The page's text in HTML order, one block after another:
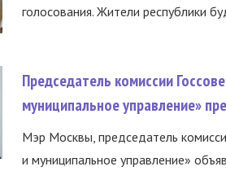
голосования. Жители республики
Председатель комиссии
муниципальное управление»
Мэр Москвы, председатель
и муниципальное управление»